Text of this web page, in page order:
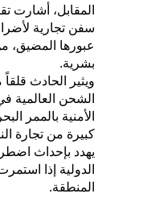
المقابل، أشارت
سفن تجارية
عبورها المضيق،
بشرية.
ويثير الحادث
الشحن العالمية
الأمنية بالممر
كبيرة من تجارة
يهدد بإحداث
الدولية إذا
المنطقة.